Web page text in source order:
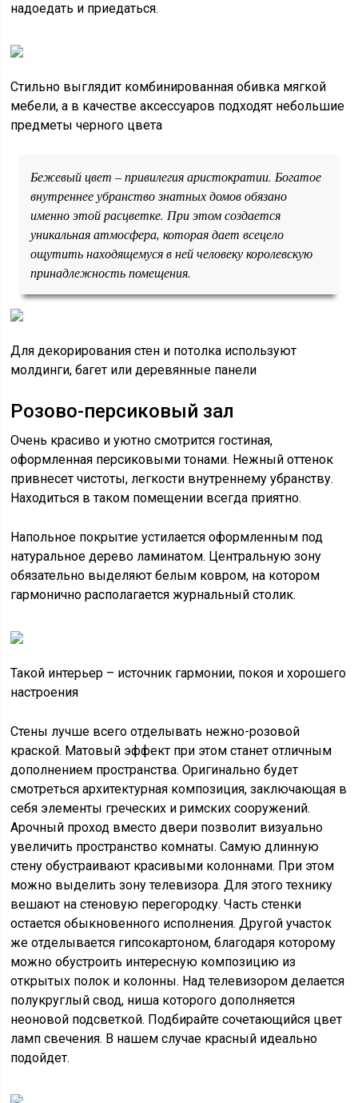
надоедать и приедаться.
Стильно выглядит комбинированная обивка мягкой
мебели, а в качестве аксессуаров подходят небольшие
предметы черного цвета
Бежевый цвет – привилегия аристократии. Богатое
внутреннее убранство знатных домов обязано
именно этой расцветке. При этом создается
уникальная атмосфера, которая дает всецело
ощутить находящемуся в ней человеку королевскую
принадлежность помещения.
Для декорирования стен и потолка используют
молдинги, багет или деревянные панели
Розово-персиковый зал
Очень красиво и уютно смотрится гостиная,
оформленная персиковыми тонами. Нежный оттенок
привнесет чистоты, легкости внутреннему убранству.
Находиться в таком помещении всегда приятно.
Напольное покрытие устилается оформленным под
натуральное дерево ламинатом. Центральную зону
обязательно выделяют белым ковром, на котором
гармонично располагается журнальный столик.
Такой интерьер – источник гармонии, покоя и хорошего
настроения
Стены лучше всего отделывать нежно-розовой
краской. Матовый эффект при этом станет отличным
дополнением пространства. Оригинально будет
смотреться архитектурная композиция, заключающая в
себя элементы греческих и римских сооружений.
Арочный проход вместо двери позволит визуально
увеличить пространство комнаты. Самую длинную
стену обустраивают красивыми колоннами. При этом
можно выделить зону телевизора. Для этого технику
вешают на стеновую перегородку. Часть стенки
остается обыкновенного исполнения. Другой участок
же отделывается гипсокартоном, благодаря которому
можно обустроить интересную композицию из
открытых полок и колонны. Над телевизором делается
полукруглый свод, ниша которого дополняется
неоновой подсветкой. Подбирайте сочетающийся цвет
ламп свечения. В нашем случае красный идеально
подойдет.